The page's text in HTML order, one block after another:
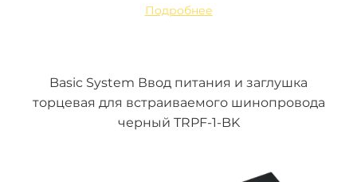
Подробнее
Basic System Ввод питания и заглушка
торцевая для встраиваемого шинопровода
черный TRPF-1-BK